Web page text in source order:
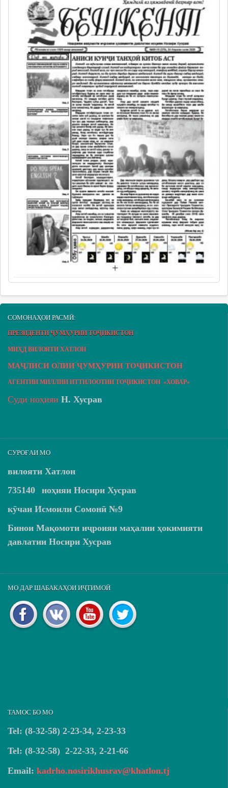
СОМОНАҲОИ РАСМӢ:
ПРЕЗИДЕНТИ ҶУМҲУРИИ ТОҶИКИСТОН
МИҲД ВИЛОЯТИ ХАТЛОН
МАҶЛИСИ ОЛИИ ҶУМҲУРИИ ТОҶИКИСТОН
АГЕНТИИ МИЛЛИИ ИТТИЛООТИИ ТОҶИКИСТОН «ХОВАР»
Суди ноҳияи Н. Хусрав
СУРОҒАИ МО
вилояти Хатлон
735140
ноҳияи Носири Хусрав
кӯчаи Исмоили Сомонӣ №9
Бинои Мақомоти иҷроияи маҳалии ҳокимияти
давлатии Носири Хусрав
МО ДАР ШАБАКАҲОИ ИҶТИМОӢ
ТАМОС БО МО
Tel: (8-32-58) 2-23-34, 2-23-33
Tel: (8-32-58) 2-22-33, 2-21-66
Email: kadrho.nosirikhusrav@khatlon.tj